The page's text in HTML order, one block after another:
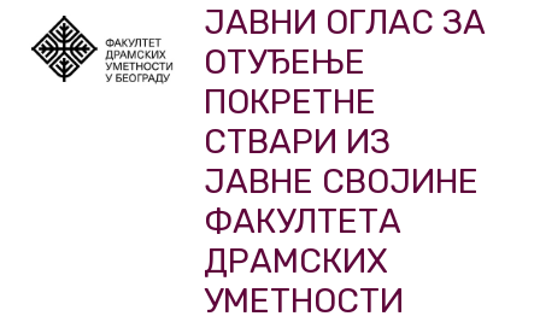
ЈАВНИ ОГЛАС ЗА
ОТУЂЕЊЕ
ПОКРЕТНЕ
СТВАРИ ИЗ
ЈАВНЕ СВОЈИНЕ
ФАКУЛТЕТА
ДРАМСКИХ
УМЕТНОСТИ